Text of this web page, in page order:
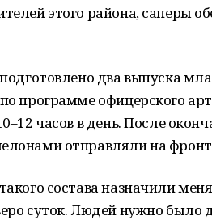
этого района, саперы
два выпуска
программе офицерского
часов в день. После
отправляли на
состава назначили
суток. Людей нужно было